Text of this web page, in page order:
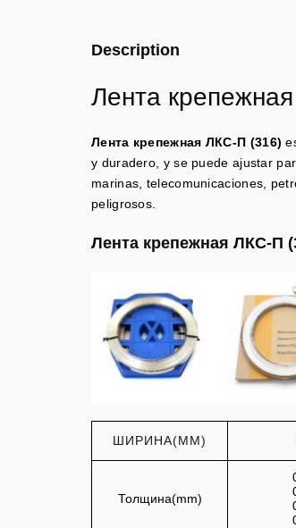
Description
Лента
Лента крепежная ЛКС-П (316)
y duradero, y se puede ajustar
marinas, telecomunicaciones,
peligrosos.
Лента крепежная ЛКС-П
ШИРИНА(MM)
Толщина(mm)